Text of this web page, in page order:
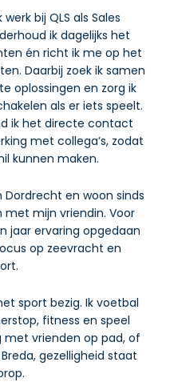
bij QLS als Sales
ik dagelijks het
én richt ik me op het
Daarbij zoek ik samen
oplossingen en zorg ik
als er iets speelt.
ik het directe contact
met collega’s, zodat
kunnen maken.
en woon sinds
mijn vriendin. Voor
jaar ervaring opgedaan
op zeevracht en
sport bezig. Ik voetbal
fitness en speel
met vrienden op pad, of
gezelligheid staat